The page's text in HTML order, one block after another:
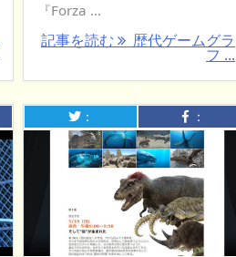
『Forza ...
記事を読む 歴代ゲームグラ
フ ...
： ：